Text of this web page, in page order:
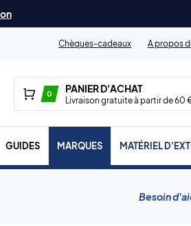
Chèques-cadeaux
A propos
0 PANIER D'ACHAT
Livraison gratuite à partir de 60
GUIDES MARQUES MATÉRIEL
Besoin